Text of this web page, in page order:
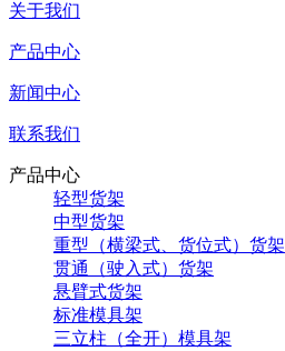
关于我们
产品中心
新闻中心
联系我们
产品中心
轻型货架
中型货架
重型（横梁式、货位式）货架
贯通（驶入式）货架
悬臂式货架
标准模具架
三立柱（全开）模具架